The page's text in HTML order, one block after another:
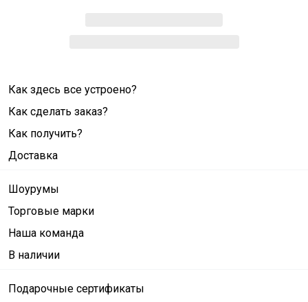
Как здесь все устроено?
Как сделать заказ?
Как получить?
Доставка
Шоурумы
Торговые марки
Наша команда
В наличии
Подарочные сертификаты